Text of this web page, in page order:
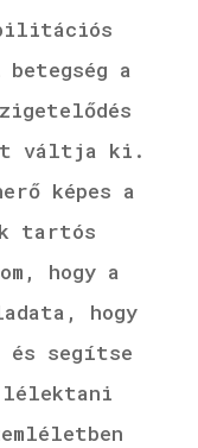
a
váltja ki.
képes a
tartós
hogy a
hogy
és segítse
lélektani